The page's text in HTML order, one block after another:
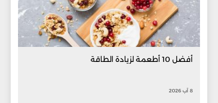
أفضل 10 أطعمة لزيادة الطاقة
8 آب 2026